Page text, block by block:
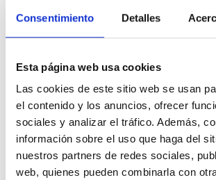
Consentimiento Detalles
Esta página web usa cookies
Las cookies de este sitio web se usan
el contenido y los anuncios, ofrecer
sociales y analizar el tráfico. Además,
información sobre el uso que haga del
nuestros partners de redes sociales,
web, quienes pueden combinarla con
7,78 €
Descripción